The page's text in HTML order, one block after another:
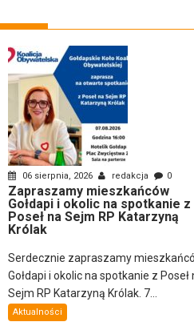
06 sierpnia, 2026 redakcja 0
Zapraszamy mieszkańców
Gołdapi i okolic na spotkanie z
Poseł na Sejm RP Katarzyną
Królak
Serdecznie zapraszamy
Gołdapi i okolic na spotkanie z Poseł
Sejm RP Katarzyną Królak. 7...
Aktualności